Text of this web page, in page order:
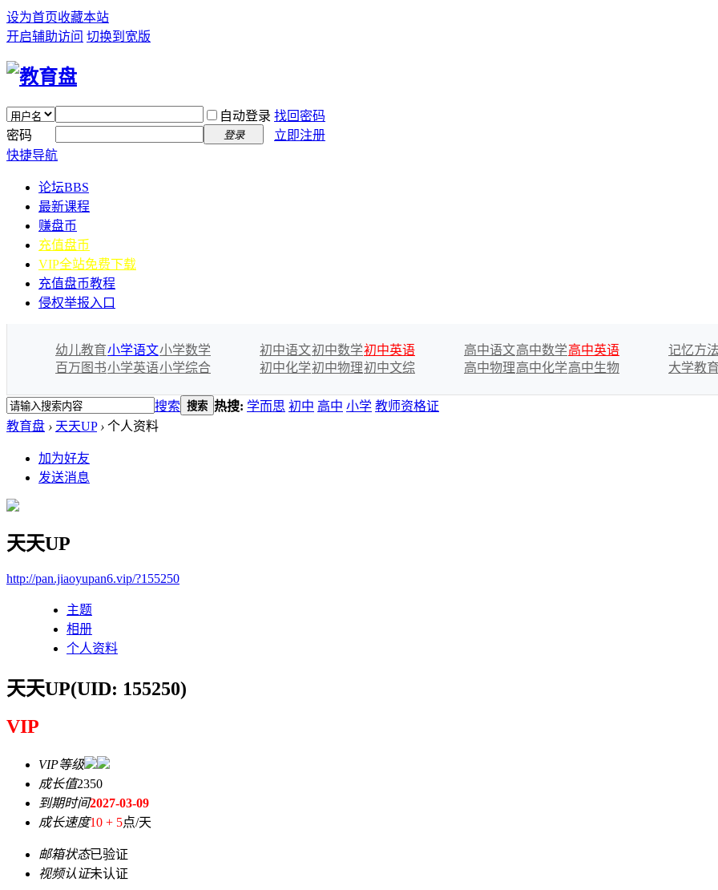
设为首页收藏本站
开启辅助访问 切换到宽版
自动登录 找回密码
密码
登录
立即注册
快捷导航
论坛BBS
最新课程
赚盘币
充值盘币
VIP全站免费下载
充值盘币教程
侵权举报入口
幼儿教育小学语文小学数学
百万图书小学英语小学综合
初中语文初中数学初中英语
初中化学初中物理初中文综
高中语文高中数学高中英语
高中物理高中化学高中生物
记忆方法
大学教育
搜索 搜索 热搜: 学而思 初中 高中 小学 教师资格证
教育盘 › 天天UP › 个人资料
加为好友
发送消息
天天UP
http://pan.jiaoyupan6.vip/?155250
主题
相册
个人资料
天天UP(UID: 155250)
VIP
VIP等级
成长值2350
到期时间2027-03-09
成长速度10 + 5点/天
邮箱状态已验证
视频认证未认证